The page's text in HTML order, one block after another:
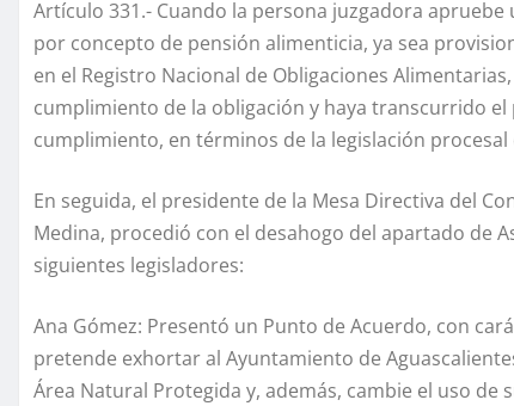
Artículo 331.- Cuando la persona juzgadora
por concepto de pensión alimenticia, ya sea
en el Registro Nacional de Obligaciones
cumplimiento de la obligación y haya transcurrido
cumplimiento, en términos de la legislación procesal
En seguida, el presidente de la Mesa Directiva del
Medina, procedió con el desahogo del apartado de
siguientes legisladores:
Ana Gómez: Presentó un Punto de Acuerdo, con
pretende exhortar al Ayuntamiento de
Área Natural Protegida y, además, cambie el uso de